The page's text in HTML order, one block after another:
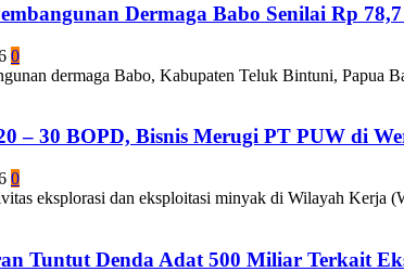
Dermaga Babo Senilai Rp
0
dermaga Babo, Kabupaten Teluk Bintuni, Papua
– 30 BOPD, Bisnis Merugi PT PUW di
0
eksplorasi dan eksploitasi minyak di Wilayah Kerja
Tuntut Denda Adat 500 Miliar Terkait